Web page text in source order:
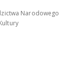
Narodowego